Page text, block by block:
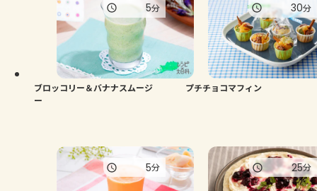
ブロッコリー＆バナナスムージ
ー
5分
プチチョコマフィン
30分
5分 25分